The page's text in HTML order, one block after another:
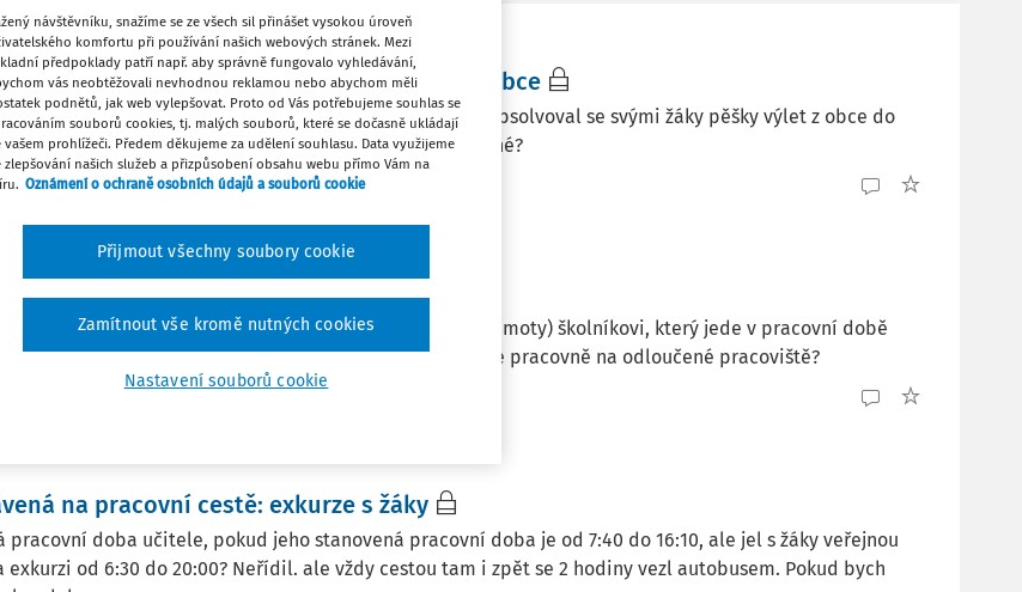
na stravné při výletu do místní části obce
v pracovní smlouvě uvedeno místo výkonu práce obec. Absolvoval se svými žáky pěšky výlet z obce do
obce. Výlet trval více než 5 hodin. Má nárok na stravné?
Pfeilerová Vydáno:12. 5. 2026 1 minuta čtení
pohonných hmot školníkovi
lze ošetřit proplácení cestovních náhrad (pohonné hmoty) školníkovi, který jede v pracovní době
nakoupit materiál potřebný k údržbě školy, popř. jede pracovně na odloučené pracoviště?
Pfeilerová
na pracovní cestě: exkurze s žáky
pracovní doba učitele, pokud jeho stanovená pracovní doba je od 7:40 do 16:10, ale jel s žáky veřejnou
exkurzi od 6:30 do 20:00? Neřídil. ale vždy cestou tam i zpět se 2 hodiny vezl autobusem. Pokud bych
návštěvníku, snažíme se ze všech sil přinášet vysokou úroveň
komfortu při používání našich webových stránek. Mezi
předpoklady patří např. aby správně fungovalo vyhledávání,
vás neobtěžovali nevhodnou reklamou nebo abychom měli
podnětů, jak web vylepšovat. Proto od Vás potřebujeme souhlas se
souborů cookies, tj. malých souborů, které se dočasně ukládají
vašem prohlížeči. Předem děkujeme za udělení souhlasu. Data využijeme
zlepšování našich služeb a přizpůsobení obsahu webu přímo Vám na
Oznámení o ochraně osobních údajů a souborů cookie
Nastavení souborů cookie
Zamítnout vše kromě nutných cookies
Přijmout všechny soubory cookie